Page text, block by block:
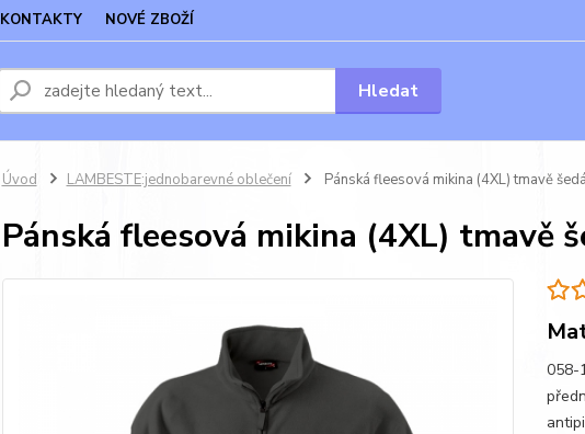
KONTAKTY NOVÉ ZBOŽÍ
Hledat
Úvod LAMBESTE:jednobarevné oblečení Pánská fleesová mikina (4XL) tmavě
Pánská fleesová mikina (4XL) tmavě
058-